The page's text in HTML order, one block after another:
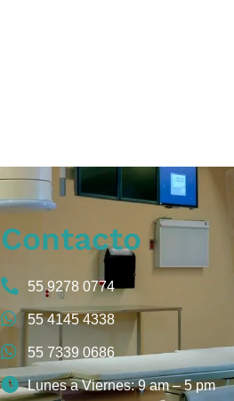
Contacto
55 9278 0774
55 4145 4338
55 7339 0686
Lunes a Viernes: 9 am – 5 pm